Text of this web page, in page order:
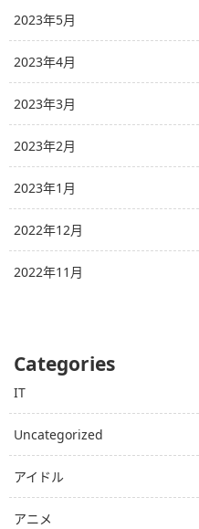
2023年5月
2023年4月
2023年3月
2023年2月
2023年1月
2022年12月
2022年11月
Categories
IT
Uncategorized
アイドル
アニメ